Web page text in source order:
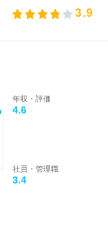
3.9
年収・評価
4.6
社員・管理職
3.4